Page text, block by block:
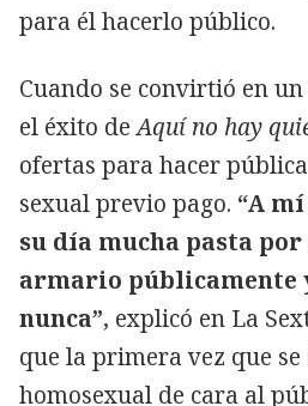
para él hacerlo público.
Cuando se convirtió en
el éxito deAquí no hay
ofertas para hacer
sexual previo pago. “A
su día mucha pasta
armario públicamente
nunca”, explicó en La
que la primera vez que
homosexual de cara al